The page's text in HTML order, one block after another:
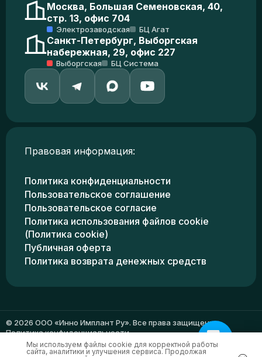
Москва, Большая Семеновская, 40,
стр. 13, офис 704
Электрозаводская БЦ Агат
Санкт-Петербург, Выборгская
набережная, 29, офис 227
Выборгская БЦ Система
Правовая информация:
Политика конфиденциальности
Пользовательское соглашение
Пользовательское согласие
Политика использования файлов cookie
(Политика cookie)
Публичная оферта
Политика возврата денежных средств
© 2026 ООО «Инно Имплант Ру». Все права защищены.
Политика конфиденциальности
Мы используем файлы cookie для корректной работы
сайта, аналитики и улучшения сервиса. Продолжая